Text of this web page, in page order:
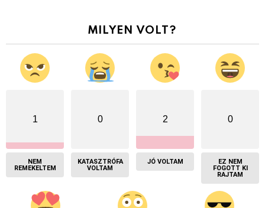
MILYEN VOLT?
1
NEM
REMEKELTEM
0
KATASZTRÓFA
VOLTAM
2
JÓ VOLTAM
0
EZ NEM
FOGOTT KI
RAJTAM